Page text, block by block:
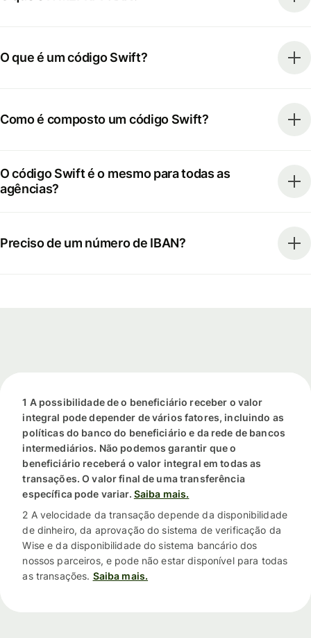
O que é um código Swift?
Como é composto um código Swift?
O código Swift é o mesmo para todas as
agências?
Preciso de um número de IBAN?
1 A possibilidade de o beneficiário receber o valor
integral pode depender de vários fatores, incluindo as
políticas do banco do beneficiário e da rede de bancos
intermediários. Não podemos garantir que o
beneficiário receberá o valor integral em todas as
transações. O valor final de uma transferência
específica pode variar. Saiba mais.
2 A velocidade da transação depende da disponibilidade
de dinheiro, da aprovação do sistema de verificação da
Wise e da disponibilidade do sistema bancário dos
nossos parceiros, e pode não estar disponível para todas
as transações. Saiba mais.